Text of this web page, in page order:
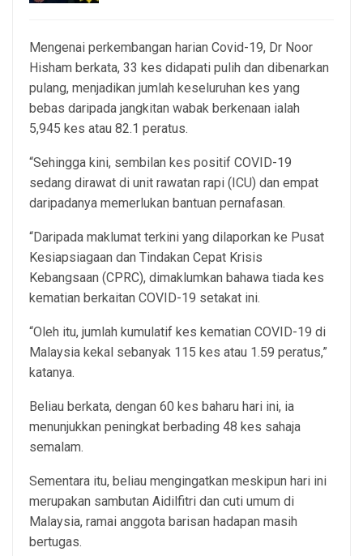
Mengenai perkembangan harian Covid-19, Dr Noor
Hisham berkata, 33 kes didapati pulih dan dibenarkan
pulang, menjadikan jumlah keseluruhan kes yang
bebas daripada jangkitan wabak berkenaan ialah
5,945 kes atau 82.1 peratus.
“Sehingga kini, sembilan kes positif COVID-19
sedang dirawat di unit rawatan rapi (ICU) dan empat
daripadanya memerlukan bantuan pernafasan.
“Daripada maklumat terkini yang dilaporkan ke Pusat
Kesiapsiagaan dan Tindakan Cepat Krisis
Kebangsaan (CPRC), dimaklumkan bahawa tiada kes
kematian berkaitan COVID-19 setakat ini.
“Oleh itu, jumlah kumulatif kes kematian COVID-19 di
Malaysia kekal sebanyak 115 kes atau 1.59 peratus,”
katanya.
Beliau berkata, dengan 60 kes baharu hari ini, ia
menunjukkan peningkat berbading 48 kes sahaja
semalam.
Sementara itu, beliau mengingatkan meskipun hari ini
merupakan sambutan Aidilfitri dan cuti umum di
Malaysia, ramai anggota barisan hadapan masih
bertugas.